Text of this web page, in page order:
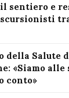
sentiero e
della Salute
«Siamo alle
conto»